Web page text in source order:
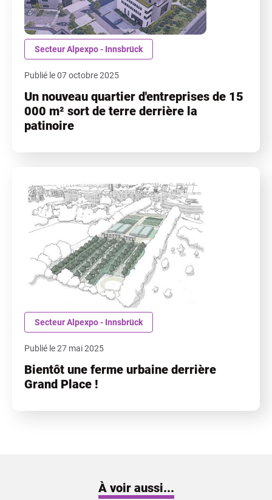
Un nouveau quartier d'entreprises de 15
000 m² sort de terre derrière la
patinoire
Publié le 07 octobre 2025
Secteur Alpexpo - Innsbrück
Bientôt une ferme urbaine derrière
Grand Place !
Publié le 27 mai 2025
Secteur Alpexpo - Innsbrück
À voir aussi...